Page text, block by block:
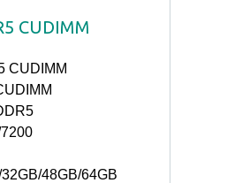
CUDIMM
CUDIMM
48GB/64GB